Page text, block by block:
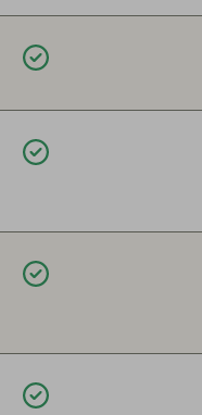
제공됨
제공됨
제공됨
제공됨